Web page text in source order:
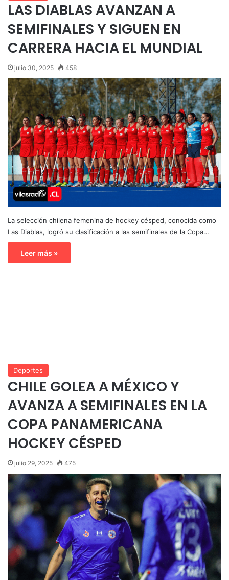
LAS DIABLAS AVANZAN A
SEMIFINALES Y SIGUEN EN
CARRERA HACIA EL MUNDIAL
julio 30, 2025 458
La selección chilena femenina de hockey césped, conocida como
Las Diablas, logró su clasificación a las semifinales de la Copa…
Leer más »
Deportes
CHILE GOLEA A MÉXICO Y
AVANZA A SEMIFINALES EN LA
COPA PANAMERICANA
HOCKEY CÉSPED
julio 29, 2025 475